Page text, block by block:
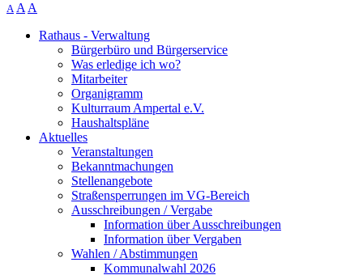
A A A
Rathaus - Verwaltung
Bürgerbüro und Bürgerservice
Was erledige ich wo?
Mitarbeiter
Organigramm
Kulturraum Ampertal e.V.
Haushaltspläne
Aktuelles
Veranstaltungen
Bekanntmachungen
Stellenangebote
Straßensperrungen im VG-Bereich
Ausschreibungen / Vergabe
Information über Ausschreibungen
Information über Vergaben
Wahlen / Abstimmungen
Kommunalwahl 2026